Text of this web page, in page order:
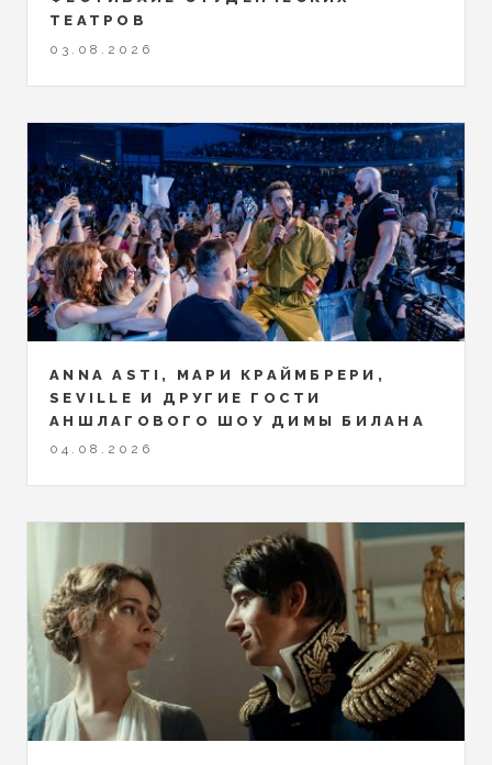
ТЕАТРОВ
03.08.2026
ANNA ASTI, МАРИ КРАЙМБРЕРИ,
SEVILLE И ДРУГИЕ ГОСТИ
АНШЛАГОВОГО ШОУ ДИМЫ БИЛАНА
04.08.2026